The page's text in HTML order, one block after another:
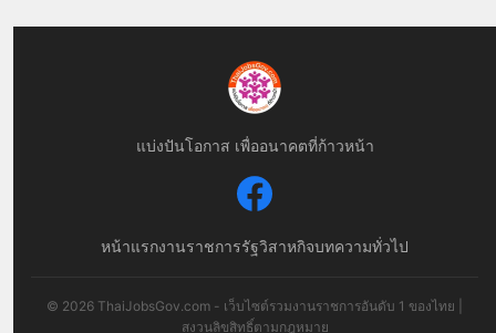
แบ่งปันโอกาส เพื่ออนาคตที่ก้าวหน้า
หน้าแรกงานราชการรัฐวิสาหกิจบทความทั่วไป
© 2026 ThaiJobsGov.com - เว็บไซต์รวมงานราชการอันดับ 1 ของไทย |
สงวนลิขสิทธิ์ตามกฎหมาย